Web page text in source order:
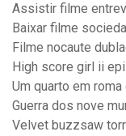
Assistir filme
Baixar filme
Filme nocaute
High score girl ii
Um quarto em roma
Guerra dos nove
Velvet buzzsaw